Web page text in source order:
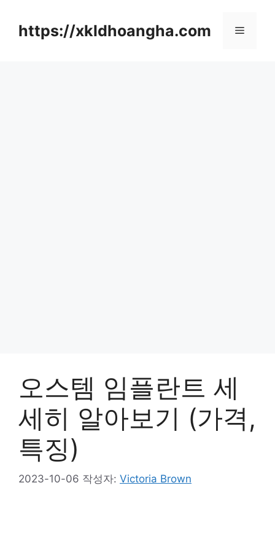
https://xkldhoangha.com 메
오스템 임플란트 세
세히 알아보기 (가격,
특징)
2023-10-06 작성자: Victoria Brown